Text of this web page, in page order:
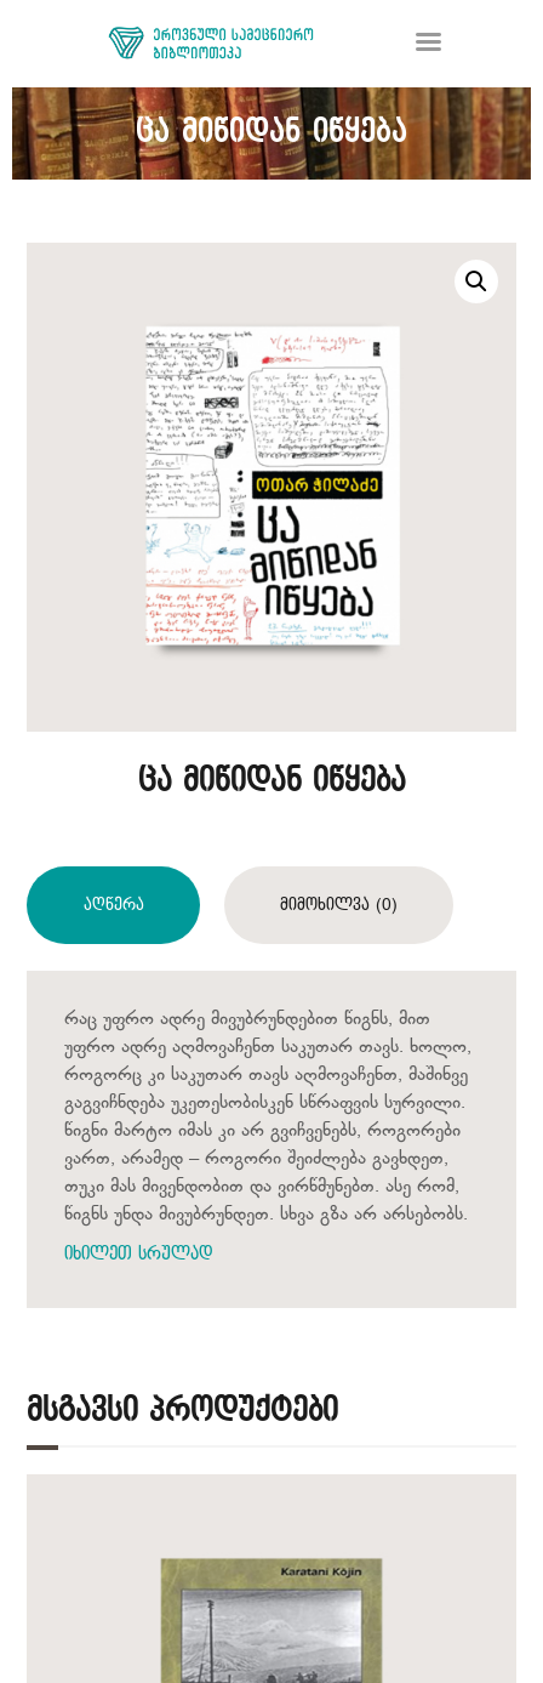
ცა მიწიდან იწყება
ᲑᲘᲑᲚᲘᲝᲗᲔᲙᲐ
ᲦᲘᲐ ᲛᲔᲪᲜᲘᲔᲠᲔᲑᲐ
ᲓᲝᲜᲐᲪᲘᲐ
ᲙᲝᲜᲢᲐᲥᲢᲘ
ცა მიწიდან იწყება
Აღწერა Მიმოხილვა (0)
რაც უფრო ადრე მივუბრუნდებით წიგნს, მით
უფრო ადრე აღმოვაჩენთ საკუთარ თავს. ხოლო,
როგორც კი საკუთარ თავს აღმოვაჩენთ, მაშინვე
გაგვიჩნდება უკეთესობისკენ სწრაფვის სურვილი.
წიგნი მარტო იმას კი არ გვიჩვენებს, როგორები
ვართ, არამედ – როგორი შეიძლება გავხდეთ,
თუკი მას მივენდობით და ვირწმუნებთ. ასე რომ,
წიგნს უნდა მივუბრუნდეთ. სხვა გზა არ არსებობს.
იხილეთ სრულად
Მსგავსი Პროდუქტები